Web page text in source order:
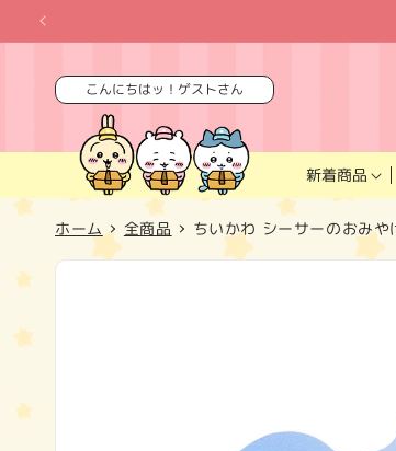
ンツに
進む
こんにちはッ！ゲストさん
新着商品
ホーム 全商品 ちいかわ シーサーのおみや